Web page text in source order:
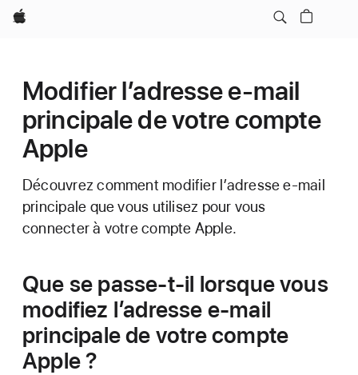
Apple
Modifier l’adresse e-mail
principale de votre compte
Apple
Découvrez comment modifier l’adresse e-mail
principale que vous utilisez pour vous
connecter à votre compte Apple.
Que se passe-t-il lorsque vous
modifiez l’adresse e-mail
principale de votre compte
Apple ?